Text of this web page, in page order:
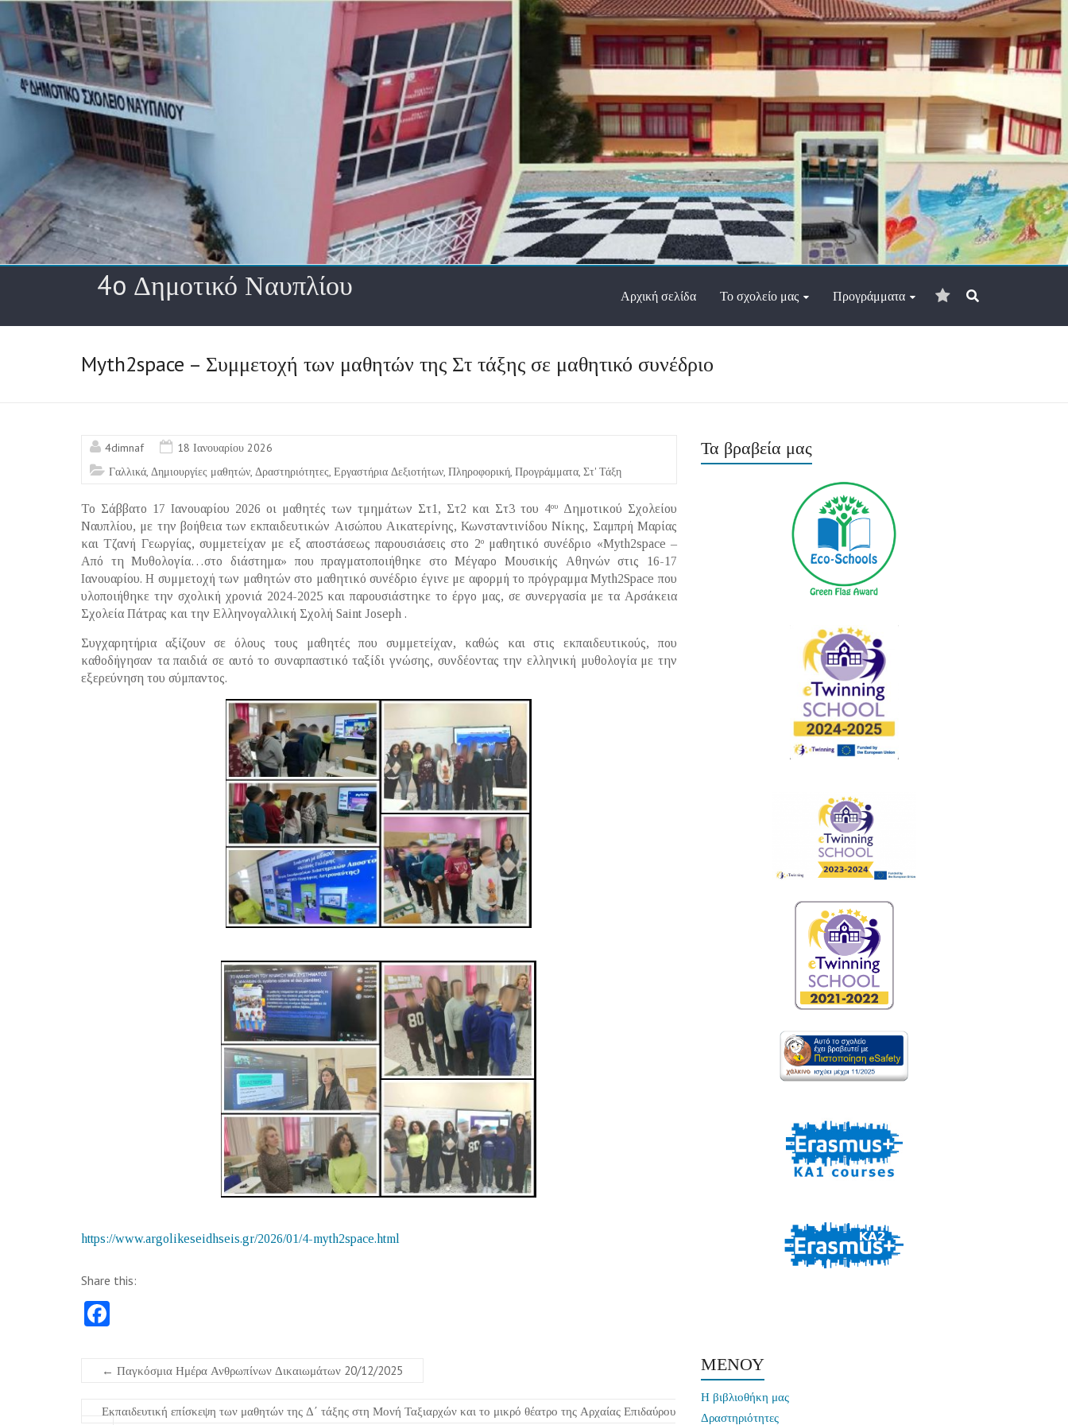
Skip
content
4o Δημοτικό Ναυπλίου
ηλ.
ταχυδρομίου
Αρχική σελίδα Το σχολείο μας Προγράμματα
Myth2space – Συμμετοχή των μαθητών της Στ τάξης σε μαθητικό συνέδριο
4dimnaf
18 Ιανουαρίου 2026
Γαλλικά Δημιουργίες μαθητών Δραστηριότητες Εργαστήρια Δεξιοτήτων Πληροφορική Προγράμματα Στ' Τάξη
Το Σάββατο 17 Ιανουαρίου 2026 οι μαθητές των τμημάτων Στ1, Στ2 και Στ3 του 4ου
Δημοτικού Σχολείου
Ναυπλίου, με την βοήθεια των εκπαιδευτικών Αισώπου Αικατερίνης, Κωνσταντινίδου Νίκης, Σαμπρή Μαρίας
και Τζανή Γεωργίας, συμμετείχαν με εξ αποστάσεως παρουσιάσεις στο 2ομαθητικό συνέδριο «Myth2space –
Από τη Μυθολογία…στο διάστημα» που πραγματοποιήθηκε στο Μέγαρο Μουσικής Αθηνών στις 16-17
Ιανουαρίου. Η συμμετοχή των μαθητών στο μαθητικό συνέδριο έγινε με αφορμή το πρόγραμμα Myth2Space που
υλοποιήθηκε την σχολική χρονιά 2024-2025 και παρουσιάστηκε το έργο μας, σε συνεργασία με τα Αρσάκεια
Σχολεία Πάτρας και την Ελληνογαλλική Σχολή Saint Joseph .
Συγχαρητήρια αξίζουν σε όλους τους μαθητές που συμμετείχαν, καθώς και στις εκπαιδευτικούς, που
καθοδήγησαν τα παιδιά σε αυτό το συναρπαστικό ταξίδι γνώσης, συνδέοντας την ελληνική μυθολογία με την
εξερεύνηση του σύμπαντος.
https://www.argolikeseidhseis.gr/2026/01/4-myth2space.html
Share this:
b
o
← Παγκόσμια Ημέρα Ανθρωπίνων Δικαιωμάτων 20/12/2025
Εκπαιδευτική επίσκεψη των μαθητών της Δ΄ τάξης στη Μονή Ταξιαρχών και το μικρό θέατρο της Αρχαίας Επιδαύρου
Τα βραβεία μας
ΜΕΝΟΥ
Η βιβλιοθήκη μας
Δραστηριότητες